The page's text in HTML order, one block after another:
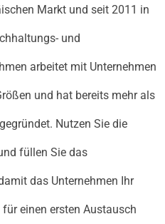
Markt und seit 2011 in
und
arbeitet mit Unternehmen
und hat bereits mehr als
Nutzen Sie die
füllen Sie das
das Unternehmen Ihr
einen ersten Austausch